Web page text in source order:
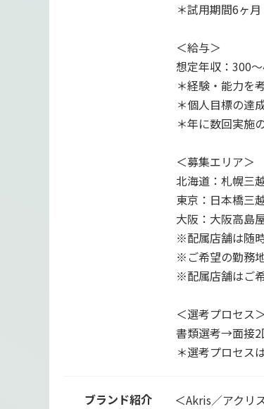
＊試用期間6ヶ
＜給与＞
想定年収：300
＊経験・能力を
＊個人目標の達
＊年に数回実施
＜募集エリア＞
北海道：札幌三
東京：日本橋三
大阪：大阪高島
※配属店舗は随
※ご希望の勤務
※配属店舗はご
＜選考プロセス＞
書類選考→面接
＊選考プロセス
ブランド紹介
＜Akris／アクリ